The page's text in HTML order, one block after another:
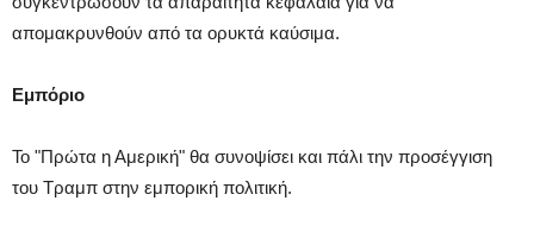
απομακρυνθούν από τα ορυκτά καύσιμα.
Εμπόριο
Το "Πρώτα η Αμερική" θα συνοψίσει και πάλι την προσέγγιση
του Τραμπ στην εμπορική πολιτική.